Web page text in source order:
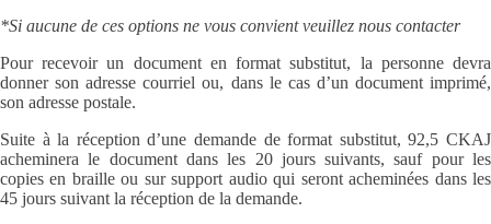
*Si aucune de ces options ne vous convient veuillez nous contacter
Pour recevoir un document en format substitut, la personne devra
donner son adresse courriel ou, dans le cas d’un document imprimé,
son adresse postale.
Suite à la réception d’une demande de format substitut, 92,5 CKAJ
acheminera le document dans les 20 jours suivants, sauf pour les
copies en braille ou sur support audio qui seront acheminées dans les
45 jours suivant la réception de la demande.